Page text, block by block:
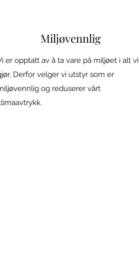
Miljøvennlig
er opptatt av å ta vare på miljøet i alt vi
Derfor velger vi utstyr som er
og reduserer vårt